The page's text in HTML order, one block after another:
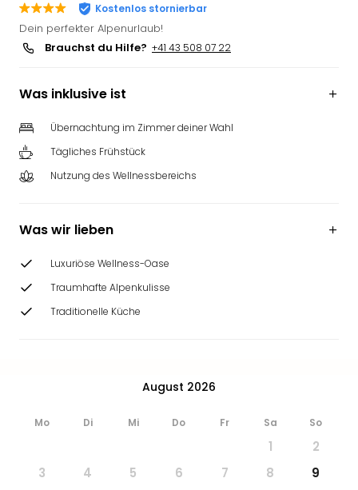
Kostenlos stornierbar
Dein perfekter Alpenurlaub!
Brauchst du Hilfe? +41 43 508 07 22
Was inklusive ist
Übernachtung im Zimmer deiner Wahl
Tägliches Frühstück
Nutzung des Wellnessbereichs
Was wir lieben
Luxuriöse Wellness-Oase
Traumhafte Alpenkulisse
Traditionelle Küche
August 2026
Mo Di Mi Do Fr Sa So
1
2
3
4 5 6 7 8
9